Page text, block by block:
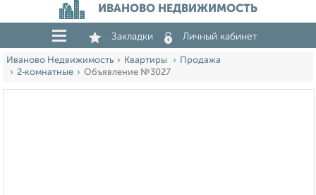
ИВАНОВО НЕДВИЖИМОСТЬ
Закладки Личный кабинет
Иваново Недвижимость Квартиры
Продажа
2‑комнатные
Объявление №3027